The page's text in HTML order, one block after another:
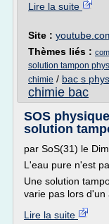
Lire la suite
Site :
Thèmes liés :
solution tampon
chimie / bac s
chimie bac
SOS
solution
par SoS(31) le
L'eau pure n'est
Une solution
varie pas lors d'un
Lire la suite